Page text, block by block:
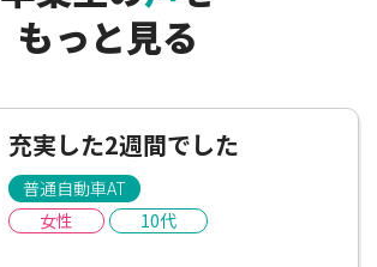
もっと見る
充実した2週間でした
普通自動車AT
女性
10代